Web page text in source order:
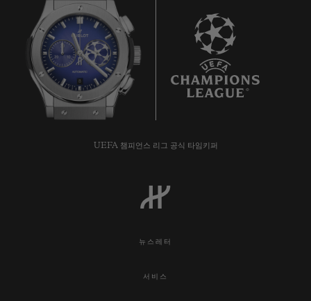
8
UEFA 챔피언스 리그 공식 타임키퍼
뉴스레터
서비스